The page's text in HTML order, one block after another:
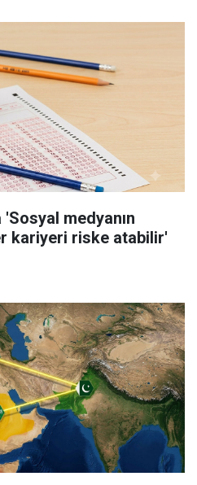
medyanın
kariyeri riske atabilir'